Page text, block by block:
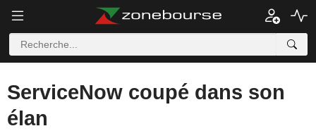
ServiceNow coupé dans son
élan